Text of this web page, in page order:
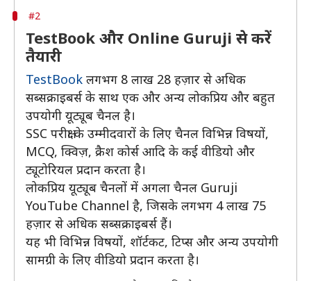
#2
TestBook और Online Guruji से करें
तैयारी
TestBook लगभग 8 लाख 28 हज़ार से अधिक
सब्सक्राइबर्स के साथ एक और अन्य लोकप्रिय और बहुत
उपयोगी यूट्यूब चैनल है।
SSC परीक्षा के उम्मीदवारों के लिए चैनल विभिन्न विषयों,
MCQ, क्विज़, क्रैश कोर्स आदि के कई वीडियो और
ट्यूटोरियल प्रदान करता है।
लोकप्रिय यूट्यूब चैनलों में अगला चैनल Guruji
YouTube Channel है, जिसके लगभग 4 लाख 75
हज़ार से अधिक सब्सक्राइबर्स हैं।
यह भी विभिन्न विषयों, शॉर्टकट, टिप्स और अन्य उपयोगी
सामग्री के लिए वीडियो प्रदान करता है।